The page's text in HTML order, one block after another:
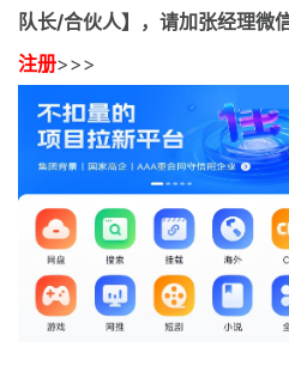
充场项
无人直播
电商入门
最新通知
项目介绍
队长/合伙人】，请加张经理微
注册>>>